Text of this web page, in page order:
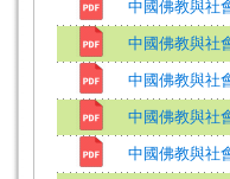
中國佛教與社
中國佛教與社
中國佛教與社
中國佛教與社
中國佛教與社